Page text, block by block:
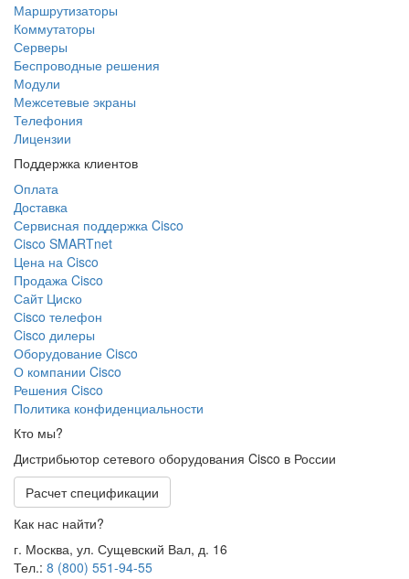
Маршрутизаторы
Коммутаторы
Серверы
Беспроводные решения
Модули
Межсетевые экраны
Телефония
Лицензии
Поддержка клиентов
Оплата
Доставка
Сервисная поддержка Cisco
Cisco SMARTnet
Цена на Cisco
Продажа Cisco
Сайт Циско
Сisco телефон
Cisco дилеры
Оборудование Cisco
О компании Cisco
Решения Cisco
Политика конфиденциальности
Кто мы?
Дистрибьютор сетевого оборудования Cisco в России
Расчет спецификации
Как нас найти?
г. Москва, ул. Сущевский Вал, д. 16
Тел.: 8 (800) 551-94-55